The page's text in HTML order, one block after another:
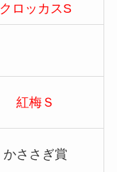
クロッカスS
紅梅Ｓ
かささぎ賞